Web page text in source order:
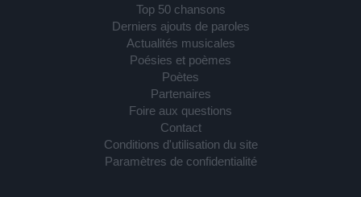
Top 50 chansons
Derniers ajouts de paroles
Actualités musicales
Poésies et poèmes
Poètes
Partenaires
Foire aux questions
Contact
Conditions d'utilisation du site
Paramètres de confidentialité